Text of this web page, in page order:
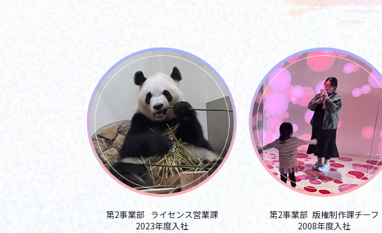
第2事業部 ライセンス営業課
2023年度入社
第2事業部 版権制作課チーフ
2008年度入社